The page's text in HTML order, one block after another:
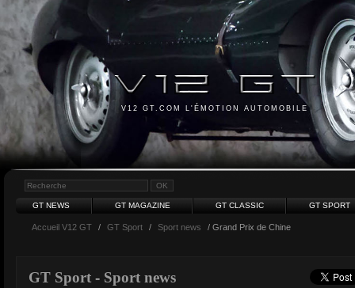
V12 GT.COM L'ÉMOTION AUTOMOBILE
GT NEWS GT MAGAZINE GT CLASSIC GT SPORT
Accueil V12 GT / GT Sport / Sport news / Grand Prix de Chine
GT Sport - Sport news